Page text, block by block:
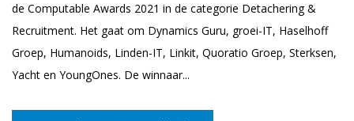
de Computable Awards 2021 in de categorie Detachering &
Recruitment. Het gaat om Dynamics Guru, groei-IT, Haselhoff
Groep, Humanoids, Linden-IT, Linkit, Quoratio Groep, Sterksen,
Yacht en YoungOnes. De winnaar...